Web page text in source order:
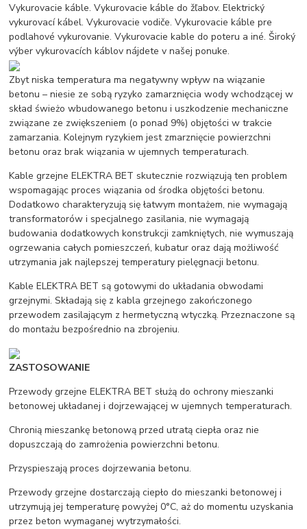
Vykurovacie káble. Vykurovacie káble do žľabov. Elektrický
vykurovací kábel. Vykurovacie vodiče. Vykurovacie káble pre
podlahové vykurovanie. Vykurovacie kable do poteru a iné. Široký
výber vykurovacích káblov nájdete v našej ponuke.
Zbyt niska temperatura ma negatywny wpływ na wiązanie
betonu – niesie ze sobą ryzyko zamarznięcia wody wchodzącej w
skład świeżo wbudowanego betonu i uszkodzenie mechaniczne
związane ze zwiększeniem (o ponad 9%) objętości w trakcie
zamarzania. Kolejnym ryzykiem jest zmarznięcie powierzchni
betonu oraz brak wiązania w ujemnych temperaturach.
Kable grzejne ELEKTRA BET skutecznie rozwiązują ten problem
wspomagając proces wiązania od środka objętości betonu.
Dodatkowo charakteryzują się łatwym montażem, nie wymagają
transformatorów i specjalnego zasilania, nie wymagają
budowania dodatkowych konstrukcji zamkniętych, nie wymuszają
ogrzewania całych pomieszczeń, kubatur oraz dają możliwość
utrzymania jak najlepszej temperatury pielęgnacji betonu.
Kable ELEKTRA BET są gotowymi do układania obwodami
grzejnymi. Składają się z kabla grzejnego zakończonego
przewodem zasilającym z hermetyczną wtyczką. Przeznaczone są
do montażu bezpośrednio na zbrojeniu.
ZASTOSOWANIE
Przewody grzejne ELEKTRA BET służą do ochrony mieszanki
betonowej układanej i dojrzewającej w ujemnych temperaturach.
Chronią mieszankę betonową przed utratą ciepła oraz nie
dopuszczają do zamrożenia powierzchni betonu.
Przyspieszają proces dojrzewania betonu.
Przewody grzejne dostarczają ciepło do mieszanki betonowej i
utrzymują jej temperaturę powyżej 0°C, aż do momentu uzyskania
przez beton wymaganej wytrzymałości.